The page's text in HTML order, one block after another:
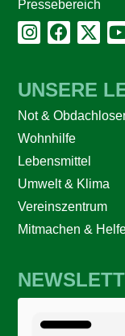
Pressebereich
UNSERE
Not &
Wohnhilfe
Lebensmittel
Umwelt & Klima
Vereinszentrum
Mitmachen &